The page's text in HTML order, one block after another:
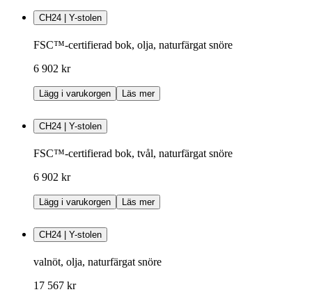
CH24 | Y-stolen
FSC™-certifierad bok, olja, naturfärgat snöre
6 902 kr
Lägg i varukorgen Läs mer
CH24 | Y-stolen
FSC™-certifierad bok, tvål, naturfärgat snöre
6 902 kr
Lägg i varukorgen Läs mer
CH24 | Y-stolen
valnöt, olja, naturfärgat snöre
17 567 kr